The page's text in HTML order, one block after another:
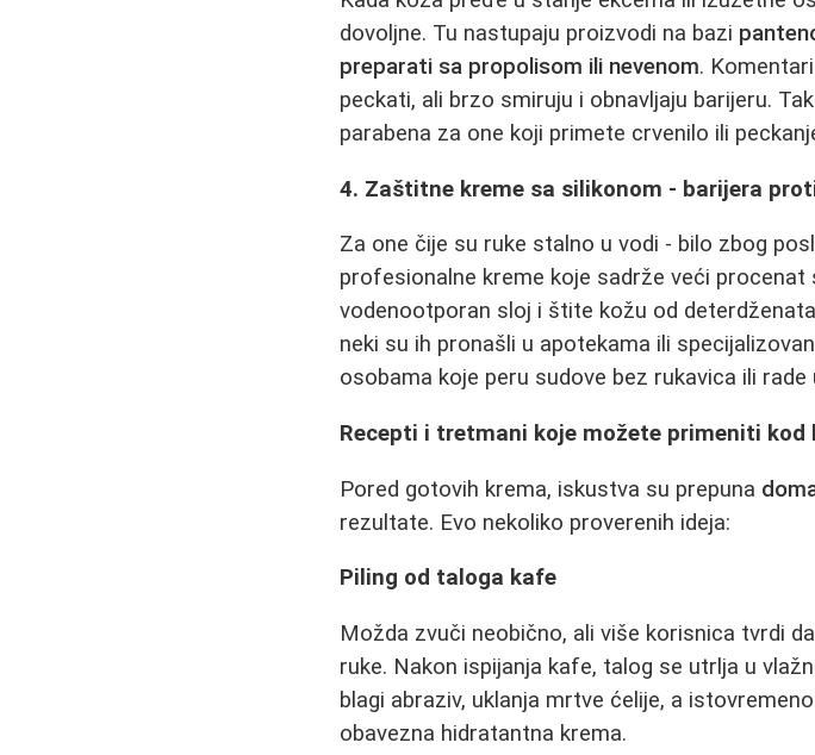
dovoljne. Tu nastupaju proizvodi na bazi
preparati sa propolisom ili nevenom.
peckati, ali brzo smiruju i obnavljaju barijeru.
parabena za one koji primete crvenilo ili
4. Zaštitne kreme sa silikonom - barijera
Za one čije su ruke stalno u vodi - bilo zbog
profesionalne kreme koje sadrže veći procenat
vodenootporan sloj i štite kožu od
neki su ih pronašli u apotekama ili
osobama koje peru sudove bez rukavica ili
Recepti i tretmani koje možete primeniti kod
Pored gotovih krema, iskustva su prepuna
rezultate. Evo nekoliko proverenih ideja:
Piling od taloga kafe
Možda zvuči neobično, ali više korisnica tvrdi
ruke. Nakon ispijanja kafe, talog se utrlja u
blagi abraziv, uklanja mrtve ćelije, a
obavezna hidratantna krema.